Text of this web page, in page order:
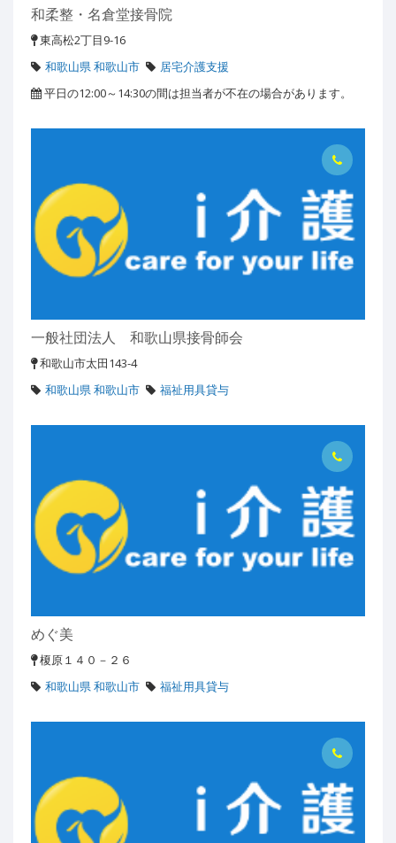
和柔整・名倉堂接骨院
東高松2丁目9-16
和歌山県 和歌山市
居宅介護支援
平日の12:00～14:30の間は担当者が不在の場合があります。
一般社団法人 和歌山県接骨師会
和歌山市太田143-4
和歌山県 和歌山市
福祉用具貸与
めぐ美
榎原１４０－２６
和歌山県 和歌山市
福祉用具貸与